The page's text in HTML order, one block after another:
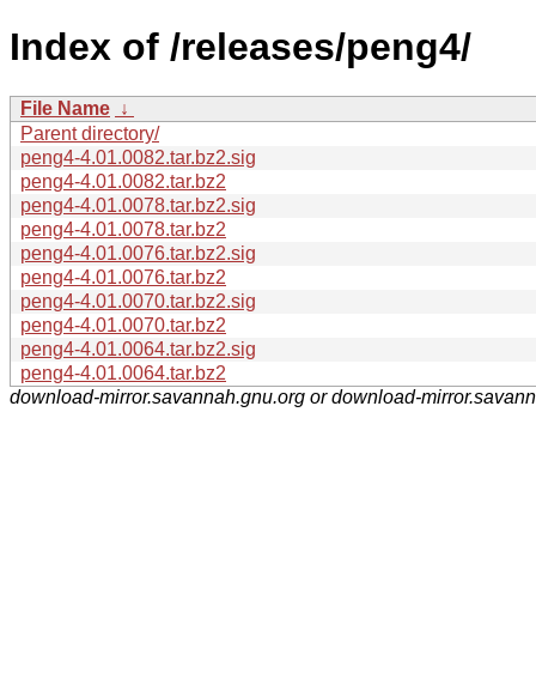
Index of /releases/peng4/
File Name ↓
Parent directory/
peng4-4.01.0082.tar.bz2.sig
peng4-4.01.0082.tar.bz2
peng4-4.01.0078.tar.bz2.sig
peng4-4.01.0078.tar.bz2
peng4-4.01.0076.tar.bz2.sig
peng4-4.01.0076.tar.bz2
peng4-4.01.0070.tar.bz2.sig
peng4-4.01.0070.tar.bz2
peng4-4.01.0064.tar.bz2.sig
peng4-4.01.0064.tar.bz2
download-mirror.savannah.gnu.org or download-